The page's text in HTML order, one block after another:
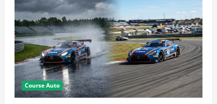
Course Auto